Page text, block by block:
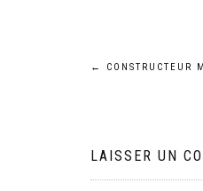
l’article
← CONSTRUCTEUR
LAISSER UN